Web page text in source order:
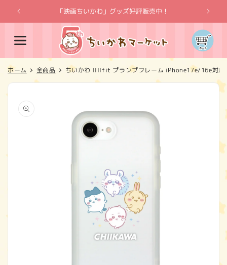
ンツに
進む
「映画ちいかわ」グッズ好評販売中！
カ
ー
ト
ホーム 全商品 ちいかわ IIIIfit プランプフレーム iPhone17e/16e対応
報にス
キップ